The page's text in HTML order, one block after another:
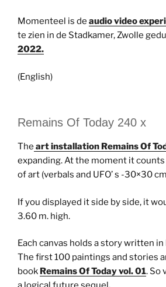
Momenteel is de audio video
te zien in de Stadkamer, Zwolle
2022.
(English)
Remains Of Today 240 x
The art installation Remains Of
expanding. At the moment it
of art (verbals and UFO’ s -30×30
If you displayed it side by side, it
3.60 m. high.
Each canvas holds a story written
The first 100 paintings and stories
book Remains Of Today vol. 01. So